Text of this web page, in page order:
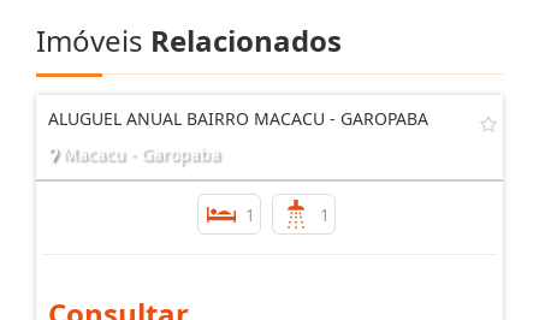
Imóveis Relacionados
ALUGUEL ANUAL BAIRRO MACACU - GAROPABA
Macacu - Garopaba
1 1